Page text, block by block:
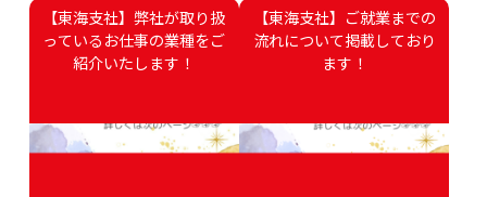
【東海支社】弊社が取り扱
っているお仕事の業種をご
紹介いたします！
【東海支社】ご就業までの
流れについて掲載しており
ます！